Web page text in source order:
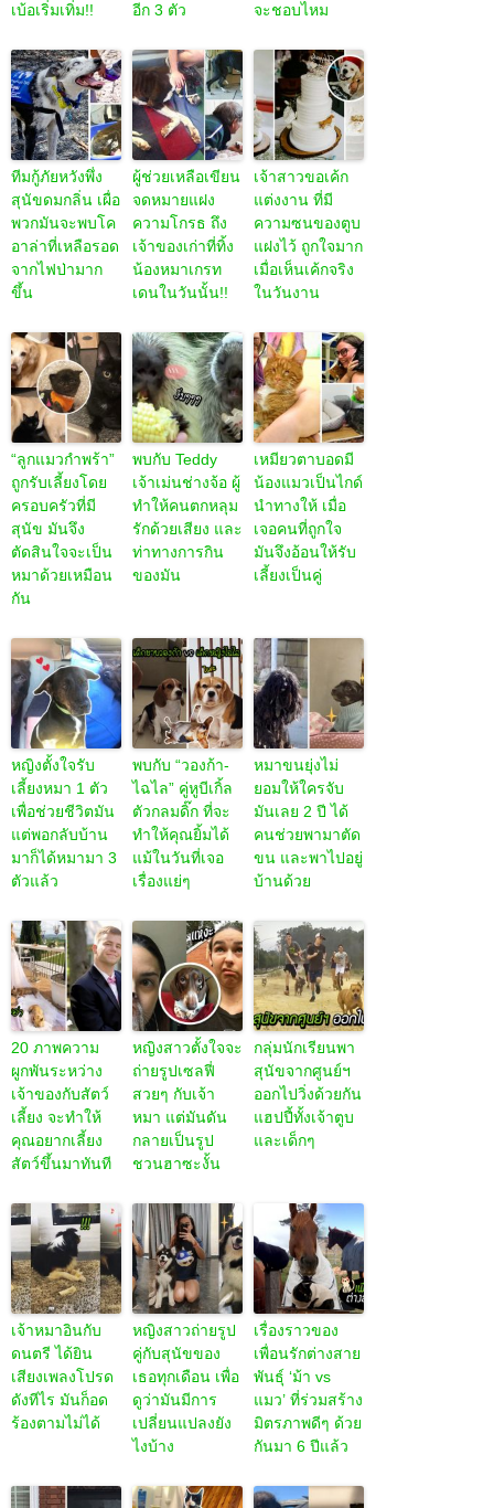
เบ้อเริ่มเทิ่ม!!
อีก 3 ตัว
จะชอบไหม
ทีมกู้ภัยหวังพึ่ง
สุนัขดมกลิ่น เผื่อ
พวกมันจะพบโค
อาล่าที่เหลือรอด
จากไฟป่ามาก
ขึ้น
ผู้ช่วยเหลือเขียน
จดหมายแฝง
ความโกรธ ถึง
เจ้าของเก่าที่ทิ้ง
น้องหมาเกรท
เดนในวันนั้น!!
เจ้าสาวขอเค้ก
แต่งงาน ที่มี
ความซนของตูบ
แฝงไว้ ถูกใจมาก
เมื่อเห็นเค้กจริง
ในวันงาน
“ลูกแมวกำพร้า”
ถูกรับเลี้ยงโดย
ครอบครัวที่มี
สุนัข มันจึง
ตัดสินใจจะเป็น
หมาด้วยเหมือน
กัน
พบกับ Teddy
เจ้าเม่นช่างจ้อ ผู้
ทำให้คนตกหลุม
รักด้วยเสียง และ
ท่าทางการกิน
ของมัน
เหมียวตาบอดมี
น้องแมวเป็นไกด์
นำทางให้ เมื่อ
เจอคนที่ถูกใจ
มันจึงอ้อนให้รับ
เลี้ยงเป็นคู่
หญิงตั้งใจรับ
เลี้ยงหมา 1 ตัว
เพื่อช่วยชีวิตมัน
แต่พอกลับบ้าน
มาก็ได้หมามา 3
ตัวแล้ว
พบกับ “วองก้า-
ไฉไล” คู่หูบีเกิ้ล
ตัวกลมดิ๊ก ที่จะ
ทำให้คุณยิ้มได้
แม้ในวันที่เจอ
เรื่องแย่ๆ
หมาขนยุ่งไม่
ยอมให้ใครจับ
มันเลย 2 ปี ได้
คนช่วยพามาตัด
ขน และพาไปอยู่
บ้านด้วย
20 ภาพความ
ผูกพันระหว่าง
เจ้าของกับสัตว์
เลี้ยง จะทำให้
คุณอยากเลี้ยง
สัตว์ขึ้นมาทันที
หญิงสาวตั้งใจจะ
ถ่ายรูปเซลฟี่
สวยๆ กับเจ้า
หมา แต่มันดัน
กลายเป็นรูป
ชวนฮาซะงั้น
กลุ่มนักเรียนพา
สุนัขจากศูนย์ฯ
ออกไปวิ่งด้วยกัน
แฮปปี้ทั้งเจ้าตูบ
และเด็กๆ
เจ้าหมาอินกับ
ดนตรี ได้ยิน
เสียงเพลงโปรด
ดังทีไร มันก็อด
ร้องตามไม่ได้
หญิงสาวถ่ายรูป
คู่กับสุนัขของ
เธอทุกเดือน เพื่อ
ดูว่ามันมีการ
เปลี่ยนแปลงยัง
ไงบ้าง
เรื่องราวของ
เพื่อนรักต่างสาย
พันธุ์ ‘ม้า vs
แมว’ ที่ร่วมสร้าง
มิตรภาพดีๆ ด้วย
กันมา 6 ปีแล้ว